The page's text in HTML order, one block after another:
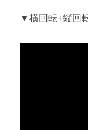
▼横回転+縦回